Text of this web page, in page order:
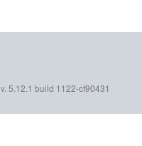
v. 5.12.1 build 1122-cf90431